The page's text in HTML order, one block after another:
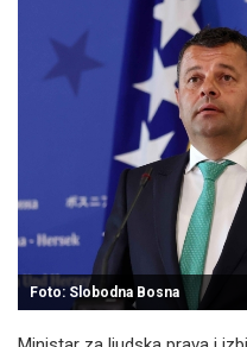
Foto: Slobodna Bosna